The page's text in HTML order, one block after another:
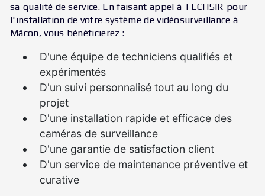
sa qualité de service. En faisant appel à TECHSIR pour
l'installation de votre système de vidéosurveillance à
Mâcon, vous bénéficierez :
D'une équipe de techniciens qualifiés et
expérimentés
D'un suivi personnalisé tout au long du
projet
D'une installation rapide et efficace des
caméras de surveillance
D'une garantie de satisfaction client
D'un service de maintenance préventive et
curative